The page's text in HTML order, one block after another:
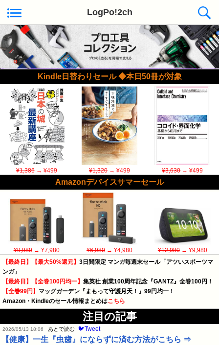
LogPo!2ch
Kindle日替わりセール ◆本日50冊が対象
¥1,386→ ¥499 ¥1,320→ ¥499 ¥3,630→ ¥499
Amazonデバイスサマーセール
¥9,980→ ¥7,980 ¥6,980→ ¥4,980 ¥12,980→ ¥9,980
【最終日】【最大50%還元】 3日間限定 マンガ毎週末セール「アツいスポーツマ
ンガ」
【最終日】【全巻100円均一】 集英社 創業100周年記念『GANTZ』全巻100円！
【全巻99円】 マッグガーデン『まもって守護月天！』99円均一！
Amazon・Kindleのセール情報まとめはこちら
注目の記事
2026/05/13 18:06 あとで読む 🐦Tweet
【健康】一生『虫歯』にならずに済む方法がこちら ⇒